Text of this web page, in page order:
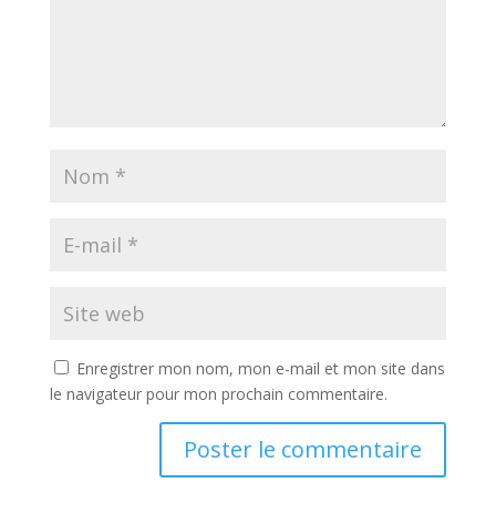
Enregistrer mon nom, mon e-mail et mon site dans
le navigateur pour mon prochain commentaire.